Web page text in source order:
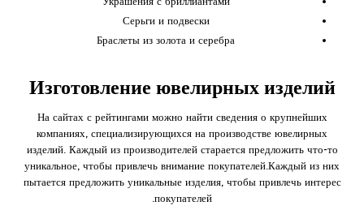
Серьги и подвески
Браслеты из золота и серебра
Изготовление ювелирных изделий
На сайтах с рейтингами можно найти сведения о крупнейших
компаниях, специализирующихся на производстве ювелирных
изделий. Каждый из производителей старается предложить что-то
уникальное, чтобы привлечь внимание покупателей.Каждый из них
пытается предложить уникальные изделия, чтобы привлечь интерес
покупателей.